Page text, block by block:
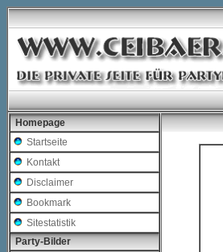
Homepage
Startseite
Kontakt
Disclaimer
Bookmark
Sitestatistik
Party-Bilder